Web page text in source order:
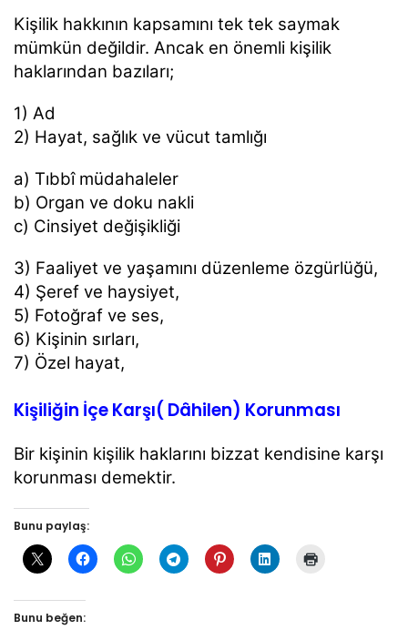
Kişilik hakkının kapsamını tek tek saymak
mümkün değildir. Ancak en önemli kişilik
haklarından bazıları;
1) Ad
2) Hayat, sağlık ve vücut tamlığı
a) Tıbbî müdahaleler
b) Organ ve doku nakli
c) Cinsiyet değişikliği
3) Faaliyet ve yaşamını düzenleme özgürlüğü,
4) Şeref ve haysiyet,
5) Fotoğraf ve ses,
6) Kişinin sırları,
7) Özel hayat,
Kişiliğin İçe Karşı( Dâhilen) Korunması
Bir kişinin kişilik haklarını bizzat kendisine karşı
korunması demektir.
Bunu paylaş:
Bunu beğen: